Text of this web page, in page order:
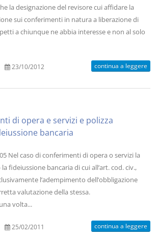
la designazione del revisore cui affidare la
sui conferimenti in natura a liberazione di
a chiunque ne abbia interesse e non al solo
23/10/2012 continua a leggere
di opera e servizi e polizza
bancaria
Nel caso di conferimenti di opera o servizi la
fideiussione bancaria di cui all’art. cod. civ.,
l’adempimento dell’obbligazione
valutazione della stessa.
volta...
25/02/2011 continua a leggere